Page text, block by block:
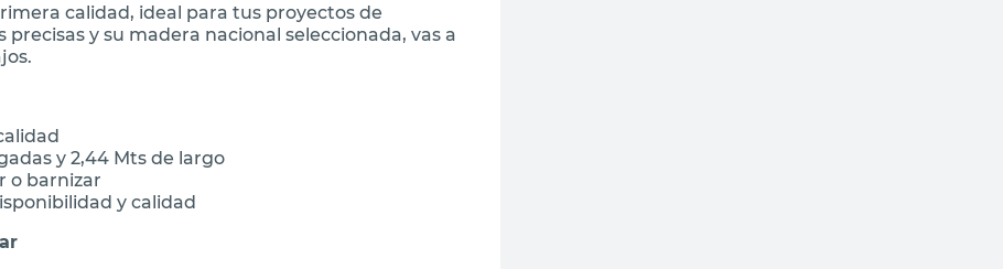
calidad, ideal para tus proyectos de
y su madera nacional seleccionada, vas a
y 2,44 Mts de largo
o barnizar
y calidad